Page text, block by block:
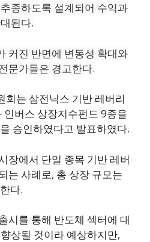
종하도록 설계되어 수익과
된다.
커진 반면에 변동성 확대와
문가들은 경고한다.
회는 삼전닉스 기반 레버리
버스 상장지수펀드 9종을
승인하였다고 발표하였다.
장에서 단일 종목 기반 레버
는 사례로, 총 상장 규모는
다.
시를 통해 반도체 섹터에 대
상될 것이라 예상하지만,